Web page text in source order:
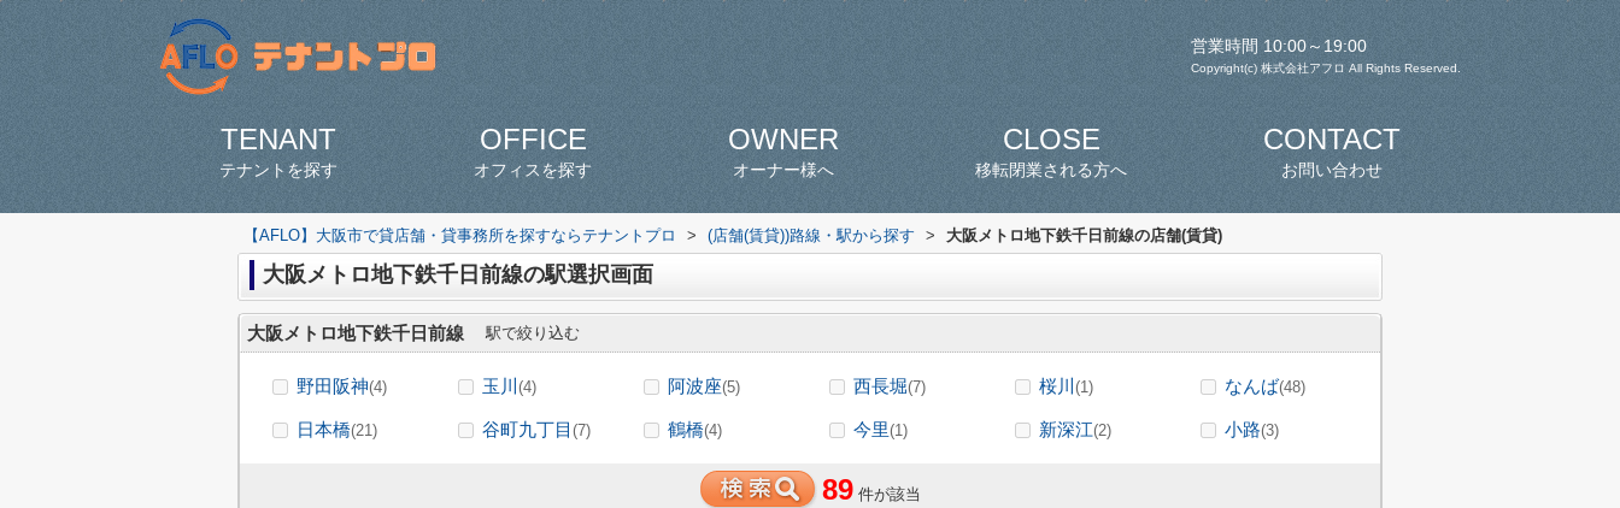
営業時間 10:00～19:00
Copyright(c) 株式会社アフロ All Rights Reserved.
TENANT
テナントを探す
OFFICE
オフィスを探す
OWNER
オーナー様へ
CLOSE
移転閉業される方へ
CONTACT
お問い合わせ
【AFLO】大阪市で貸店舗・貸事務所を探すならテナントプロ > (店舗(賃貸))路線・駅から探す > 大阪メトロ地下鉄千日前線の店舗(賃貸)
大阪メトロ地下鉄千日前線の駅選択画面
大阪メトロ地下鉄千日前線 駅で絞り込む
野田阪神(4) 玉川 (4) 阿波座(5) 西長堀(7) 桜川 (1) なんば(48)
日本橋(21) 谷町九丁目 (7) 鶴橋(4) 今里(1) 新深江(2) 小路(3)
89 件が該当